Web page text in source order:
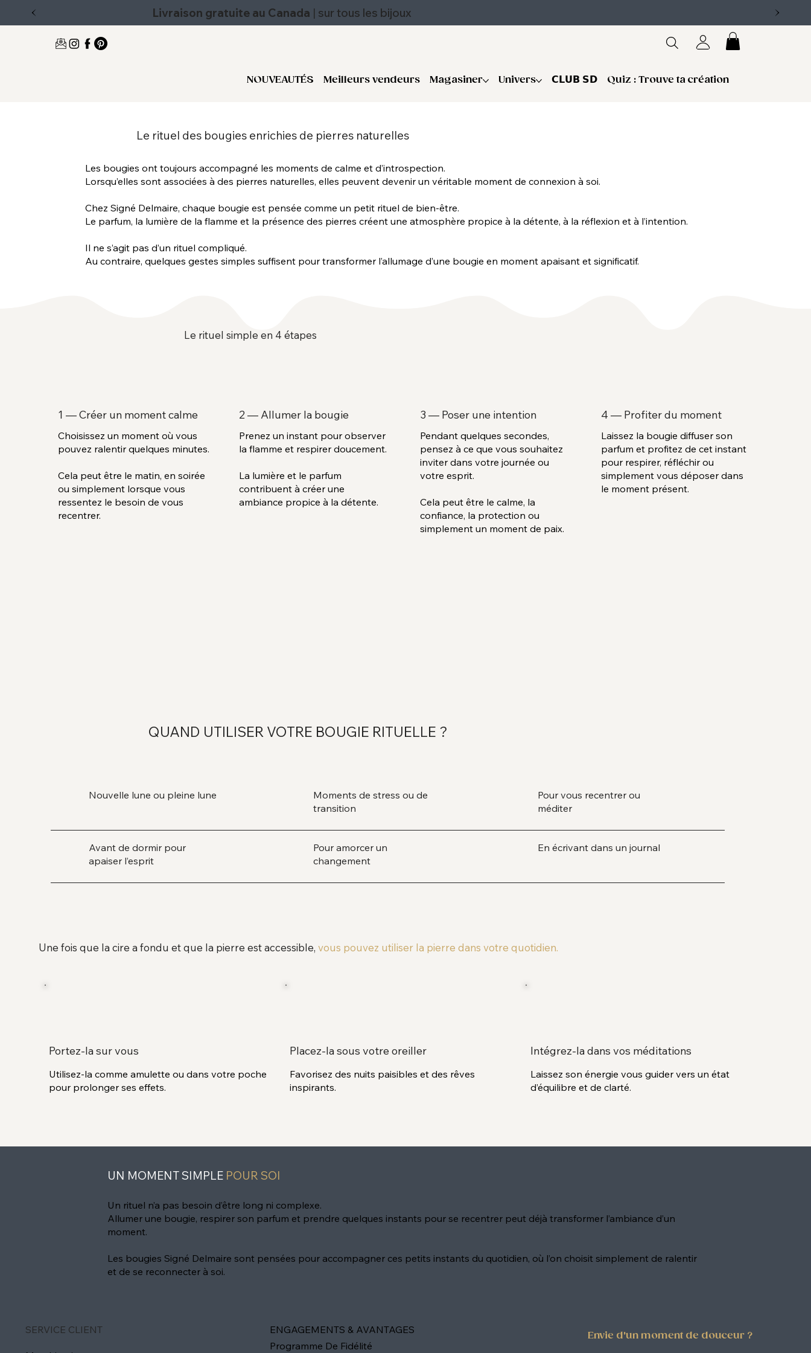
NOUVEAUTÉS Meilleurs vendeurs Magasiner Univers 𝗖𝗟𝗨𝗕 𝗦𝗗 Quiz : Trouve ta création
Livraison gratuite au Canada | sur tous les bijoux
Le rituel des bougies enrichies de pierres naturelles
Les bougies ont toujours accompagné les moments de calme et d’introspection.
Lorsqu’elles sont associées à des pierres naturelles, elles peuvent devenir un véritable moment de connexion à soi.
Chez Signé Delmaire, chaque bougie est pensée comme un petit rituel de bien-être.
Le parfum, la lumière de la flamme et la présence des pierres créent une atmosphère propice à la détente, à la réflexion et à l’intention.
Il ne s’agit pas d’un rituel compliqué.
Au contraire, quelques gestes simples suffisent pour transformer l’allumage d’une bougie en moment apaisant et significatif.
Le rituel simple en 4 étapes
1 — Créer un moment calme
Choisissez un moment où vous
pouvez ralentir quelques minutes.
Cela peut être le matin, en soirée
ou simplement lorsque vous
ressentez le besoin de vous
recentrer.
2 — Allumer la bougie
Prenez un instant pour observer
la flamme et respirer doucement.
La lumière et le parfum
contribuent à créer une
ambiance propice à la détente.
3 — Poser une intention
Pendant quelques secondes,
pensez à ce que vous souhaitez
inviter dans votre journée ou
votre esprit.
Cela peut être le calme, la
confiance, la protection ou
simplement un moment de paix.
4 — Profiter du moment
Laissez la bougie diffuser son
parfum et profitez de cet instant
pour respirer, réfléchir ou
simplement vous déposer dans
le moment présent.
QUAND UTILISER VOTRE BOUGIE RITUELLE ?
Nouvelle lune ou pleine lune
Moments de stress ou de
transition
Pour vous recentrer ou
méditer
Avant de dormir pour
apaiser l’esprit
Pour amorcer un
changement
En écrivant dans un journal
Une fois que la cire a fondu et que la pierre est accessible, vous pouvez utiliser la pierre dans votre quotidien.
Portez-la sur vous
Utilisez-la comme amulette ou dans votre poche
pour prolonger ses effets.
Placez-la sous votre oreiller
Favorisez des nuits paisibles et des rêves
inspirants.
Intégrez-la dans vos méditations
Laissez son énergie vous guider vers un état
d’équilibre et de clarté.
UN MOMENT SIMPLE POUR SOI
Un rituel n’a pas besoin d’être long ni complexe.
Allumer une bougie, respirer son parfum et prendre quelques instants pour se recentrer peut déjà transformer l’ambiance d’un
moment.
Les bougies Signé Delmaire sont pensées pour accompagner ces petits instants du quotidien, où l’on choisit simplement de ralentir
et de se reconnecter à soi.
SERVICE CLIENT
ENGAGEMENTS & AVANTAGES
Programme De Fidélité
Envie d'un moment de douceur ?